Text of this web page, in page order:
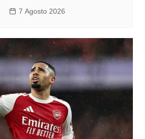
7 Agosto 2026